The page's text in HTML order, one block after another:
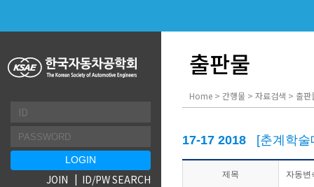
JOIN ID/PW SEARCH
출판물
Home > 간행물 > 자료검색 > 출판
17-17 2018 [춘계학술
제목 자동변